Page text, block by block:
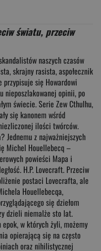
światu, przeciw
naszych czasów
skrajny rasista, aspołecznik
się Howardowi
nieposzlakowanej opinii, po
świecie. Serie Zew Cthulhu,
się kanonem wśród
ilości twórców.
Jednemu z najważniejszych
Michel Houellebecq –
powieści Mapa i
H.P. Lovecraft. Przeciw
postaci Lovecrafta, ale
Houellebecqa,
się dziełom
dzieli niemalże sto lat.
w których żyli, możemy
opierającą się na często
oraz nihilistycznej